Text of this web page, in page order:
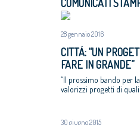
COMUNICATI
28 gennaio 2016
CITTÀ: “UN
FARE IN GRANDE”
“Il prossimo bando per
valorizzi progetti di
30 giugno 2015